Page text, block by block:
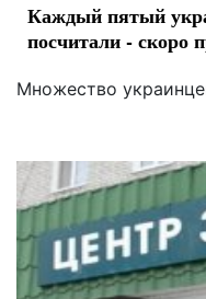
Каждый пятый
посчитали - скоро
Множество